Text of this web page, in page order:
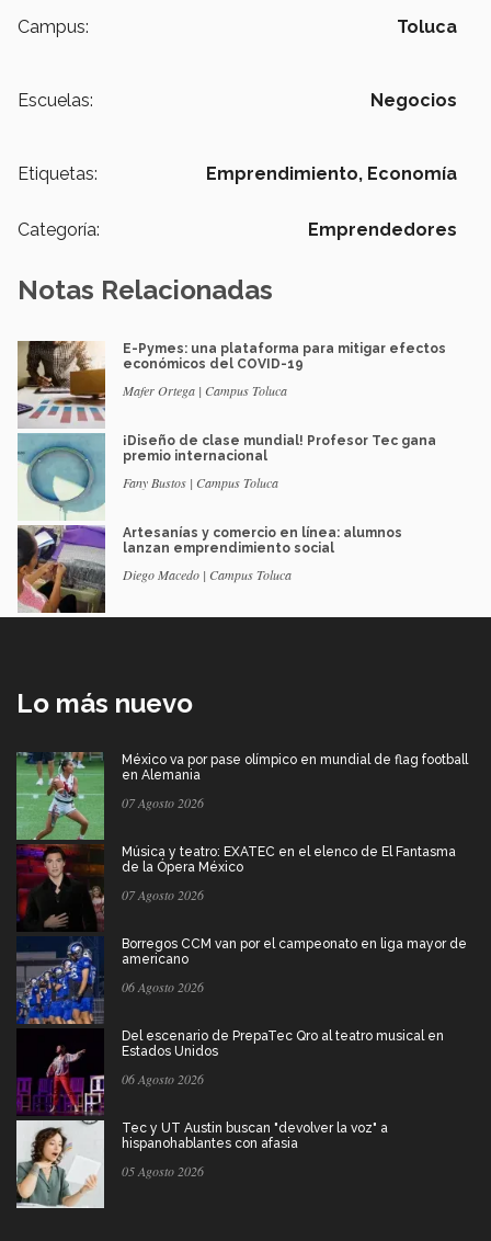
Campus: Toluca
Escuelas: Negocios
Etiquetas: Emprendimiento, Economía
Categoría: Emprendedores
Notas Relacionadas
E-Pymes: una plataforma para mitigar efectos
económicos del COVID-19
Mafer Ortega | Campus Toluca
¡Diseño de clase mundial! Profesor Tec gana
premio internacional
Fany Bustos | Campus Toluca
Artesanías y comercio en línea: alumnos
lanzan emprendimiento social
Diego Macedo | Campus Toluca
Lo más nuevo
México va por pase olímpico en mundial de flag football
en Alemania
07 Agosto 2026
Música y teatro: EXATEC en el elenco de El Fantasma
de la Ópera México
07 Agosto 2026
Borregos CCM van por el campeonato en liga mayor de
americano
06 Agosto 2026
Del escenario de PrepaTec Qro al teatro musical en
Estados Unidos
06 Agosto 2026
Tec y UT Austin buscan "devolver la voz" a
hispanohablantes con afasia
05 Agosto 2026